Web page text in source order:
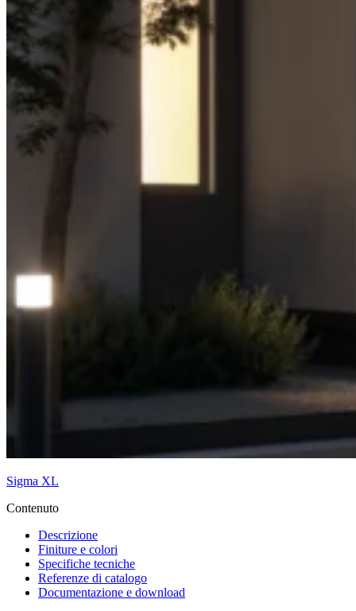
Sigma XL
Contenuto
Descrizione
Finiture e colori
Specifiche tecniche
Referenze di catalogo
Documentazione e download